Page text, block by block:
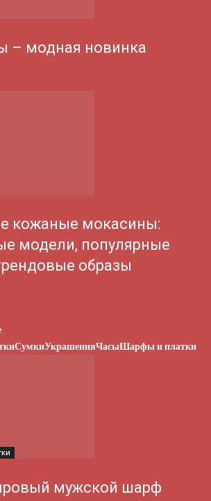
– модная новинка
кожаные мокасины:
модели, популярные
образы
СумкиУкрашенияЧасыШарфы и платки
мужской шарф